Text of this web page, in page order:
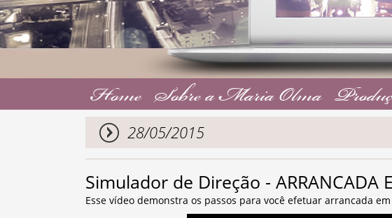
HomeSobre a Maria Olma
28/05/2015
Simulador de Direção - ARRANCADA
Esse vídeo demonstra os passos para você efetuar arrancada